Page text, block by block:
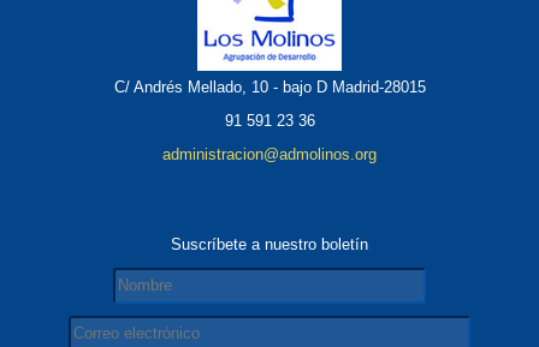
C/ Andrés Mellado, 10 - bajo D Madrid-28015
91 591 23 36
administracion@admolinos.org
Suscríbete a nuestro boletín